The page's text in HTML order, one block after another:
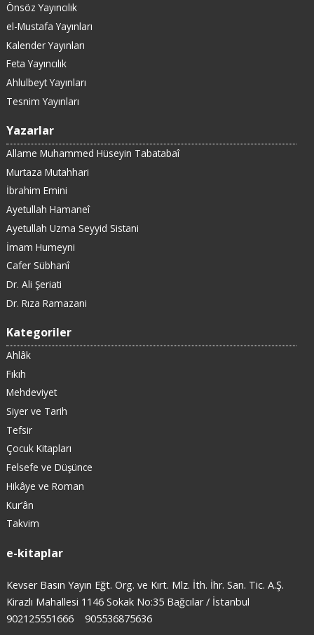
Önsöz Yayıncılık
el-Mustafa Yayınları
Kalender Yayınları
Feta Yayıncılık
Ahlulbeyt Yayınları
Tesnim Yayınları
Yazarlar
Allame Muhammed Hüseyin Tabatabaî
Murtaza Mutahhari
İbrahim Emini
Ayetullah Hamaneî
Ayetullah Uzma Seyyid Sistani
İmam Humeyni
Cafer Sübhanî
Dr. Ali Şeriati
Dr. Rıza Ramazani
Kategoriler
Ahlâk
Fıkıh
Mehdeviyet
Siyer ve Tarih
Tefsir
Çocuk Kitapları
Felsefe ve Düşünce
Hikâye ve Roman
Kur’ân
Takvim
e-kitaplar
Kevser Basın Yayın Eğt. Org. ve Kırt. Mlz. İth. İhr. San. Tic. A.Ş.
Kirazlı Mahallesi 1146 Sokak No:35 Bağcılar / İstanbul
902125551666
905536875636